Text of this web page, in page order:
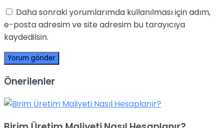
Daha sonraki yorumlarımda kullanılması için adım,
e-posta adresim ve site adresim bu tarayıcıya
kaydedilsin.
Önerilenler